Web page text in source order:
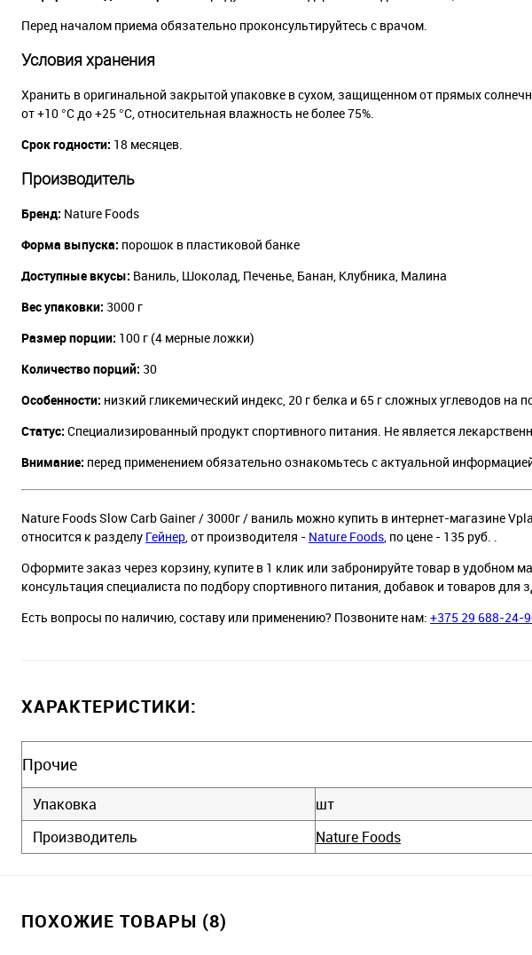
Перед началом приема обязательно проконсультируйтесь с врачом.
Условия хранения
Хранить в оригинальной закрытой упаковке в сухом, защищенном от прямых
от +10 °С до +25 °С, относительная влажность не более 75%.
Срок годности: 18 месяцев.
Производитель
Бренд: Nature Foods
Форма выпуска: порошок в пластиковой банке
Доступные вкусы: Ваниль, Шоколад, Печенье, Банан, Клубника, Малина
Вес упаковки: 3000 г
Размер порции: 100 г (4 мерные ложки)
Количество порций: 30
Особенности: низкий гликемический индекс, 20 г белка и 65 г сложных углеводов
Статус: Специализированный продукт спортивного питания. Не является
Внимание: перед применением обязательно ознакомьтесь с актуальной
Nature Foods Slow Carb Gainer / 3000г / ваниль можно купить в интернет-магазине
относится к разделу Гейнер, от производителя - Nature Foods, по цене - 135 руб. .
Оформите заказ через корзину, купите в 1 клик или забронируйте товар в удобном
консультация специалиста по подбору спортивного питания, добавок и товаров для
Есть вопросы по наличию, составу или применению? Позвоните нам: +375 29 688-24-
ХАРАКТЕРИСТИКИ:
Прочие
Упаковка
шт
Производитель
Nature Foods
ПОХОЖИЕ ТОВАРЫ (8)